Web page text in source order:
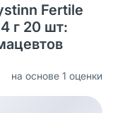
Fertile
г 20 шт:
на основе 1 оценки